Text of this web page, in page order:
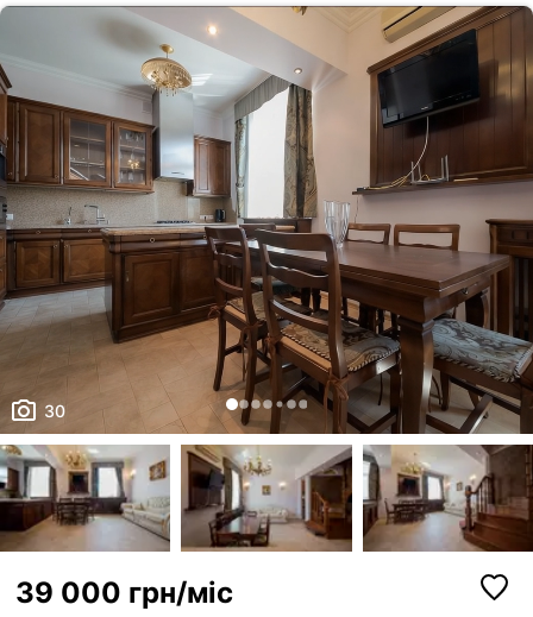
30
39 000 грн/міс
Неправильне відео
Неправильна адреса
Інше
Я - власник об'єкту
Це мій ексклюзив
Об'єкт не існує
Прикріпити файл
Максимум 10 Мб на одне фото, формат: jpeg/
Надіслати
бачити сукупну статистику та витрати
оголошенням ваших рієлторів,
поповнювати баланс вашим рієлторам,
бачити в кабінеті всі оголошення,
вашими рієлторами,
оголошення рієлторів були брендовані
вашого АН